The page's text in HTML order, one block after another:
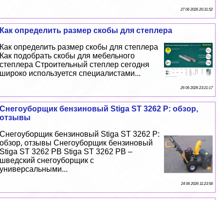
27 06 2026 20:31:52
Как определить размер скобы для степлера
Как определить размер скобы для степлера
Как подобрать скобы для мебельного
степлера Строительный степлер сегодня
широко используется специалистами...
26 06 2026 23:21:17
Снегоуборщик бензиновый Stiga ST 3262 P: обзор,
отзывы
Снегоуборщик бензиновый Stiga ST 3262 P:
обзор, отзывы Снегоуборщик бензиновый
Stiga ST 3262 PB Stiga ST 3262 PB –
шведский снегоуборщик с
универсальными...
24 06 2026 11:23:58